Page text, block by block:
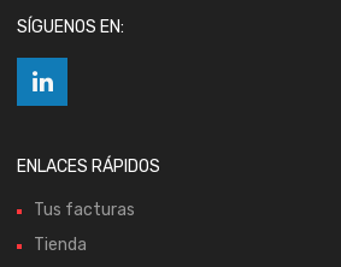
SÍGUENOS EN:
ENLACES RÁPIDOS
Tus facturas
Tienda